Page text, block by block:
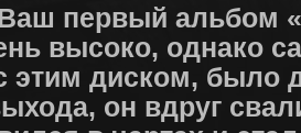
первый альбом
высоко, однако
этим диском, было
он вдруг